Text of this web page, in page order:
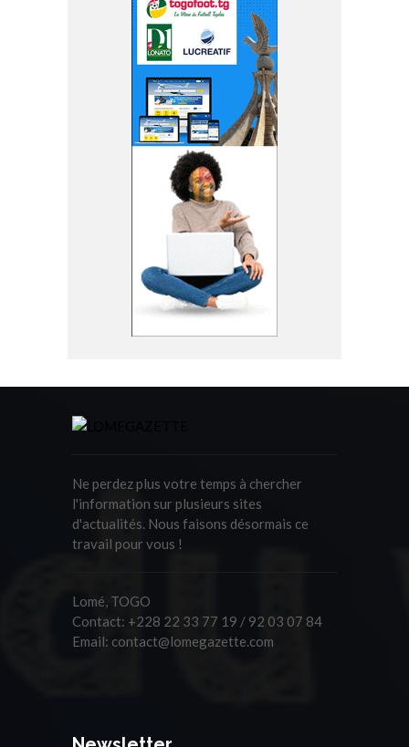
Ne perdez plus votre temps à chercher
l'information sur plusieurs sites
d'actualités. Nous faisons désormais ce
travail pour vous !
Lomé, TOGO
Contact: +228 22 33 77 19 / 92 03 07 84
Email: contact@lomegazette.com